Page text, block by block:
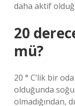
daha aktif
20
mü?
20 ° C’lik bir
olduğunda
olmadığından,